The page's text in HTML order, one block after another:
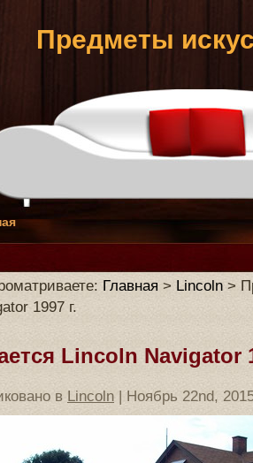
Предметы
Главная > Lincoln >
1997 г.
Lincoln Navigator
в Lincoln | Ноябрь 22nd,